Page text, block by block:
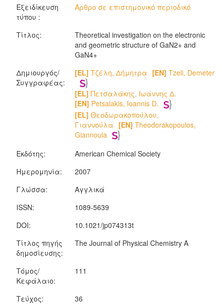
Εξειδίκευση
τύπου :
Άρθρο σε επιστημονικό περιοδικό
Τίτλος:
Theoretical investigation on the electronic
and geometric structure of GaN2+ and
GaN4+
Δημιουργός/
Συγγραφέας:
[EL] Τζέλη, Δήμητρα [EN] Tzeli, Demeter
[EL] Πετσαλάκης, Ιωάννης Δ.
[EN] Petsalakis, Ioannis D.
[EL] Θεοδωρακοπούλου,
Γιαννούλα [EN] Theodorakopoulos,
Giannoula
Εκδότης:
American Chemical Society
Ημερομηνία:
2007
Γλώσσα:
Αγγλικά
ISSN:
1089-5639
DOI:
10.1021/jp074313t
Τίτλος πηγής
δημοσίευσης:
The Journal of Physical Chemistry A
Τόμος/
Κεφάλαιο:
111
Τεύχος:
36